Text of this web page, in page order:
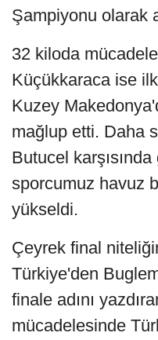
Şampiyonu olarak
32 kiloda
Küçükkaraca ise
Kuzey
mağlup etti. Daha
Butucel karşısında
sporcumuz havuz
yükseldi.
Çeyrek final
Türkiye'den
finale adını
mücadelesinde